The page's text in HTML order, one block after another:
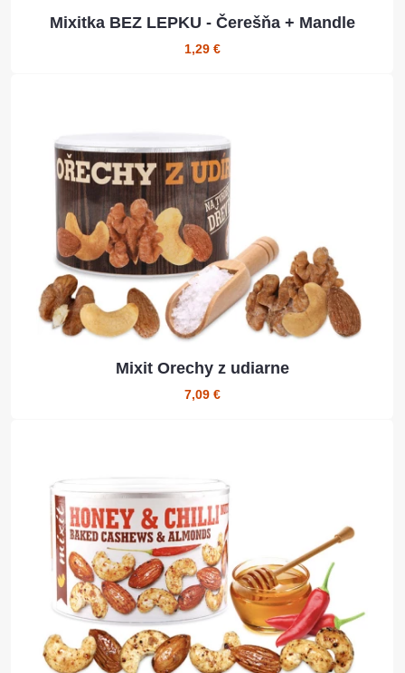
Mixitka BEZ LEPKU - Čerešňa + Mandle
1,29 €
Mixit Orechy z udiarne
7,09 €